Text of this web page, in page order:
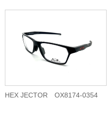
HEX JECTOR OX8174-0354